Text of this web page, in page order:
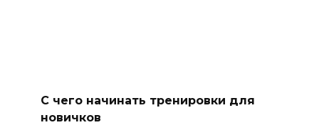
С чего начинать тренировки для
новичков